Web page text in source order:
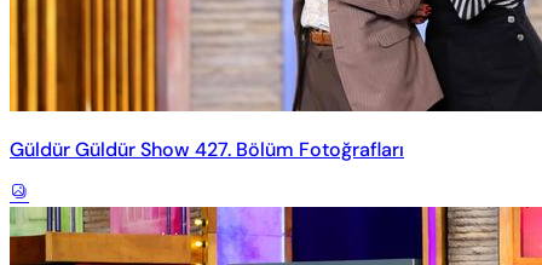
Güldür Güldür Show 427. Bölüm Fotoğrafları